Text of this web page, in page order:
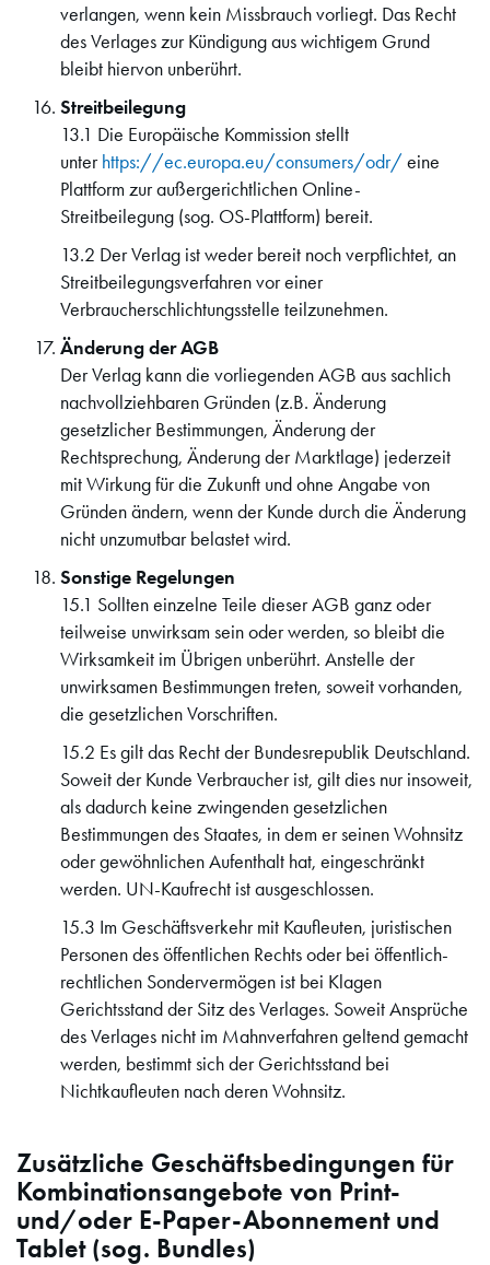
verlangen, wenn kein Missbrauch vorliegt. Das Recht
des Verlages zur Kündigung aus wichtigem Grund
bleibt hiervon unberührt.
Streitbeilegung
13.1 Die Europäische Kommission stellt
unterhttps://ec.europa.eu/consumers/odr/eine
Plattform zur außergerichtlichen Online-
Streitbeilegung (sog. OS-Plattform) bereit.
13.2 Der Verlag ist weder bereit noch verpflichtet, an
Streitbeilegungsverfahren vor einer
Verbraucherschlichtungsstelle teilzunehmen.
Änderung der AGB
Der Verlag kann die vorliegenden AGB aus sachlich
nachvollziehbaren Gründen (z.B. Änderung
gesetzlicher Bestimmungen, Änderung der
Rechtsprechung, Änderung der Marktlage) jederzeit
mit Wirkung für die Zukunft und ohne Angabe von
Gründen ändern, wenn der Kunde durch die Änderung
nicht unzumutbar belastet wird.
Sonstige Regelungen
15.1 Sollten einzelne Teile dieser AGB ganz oder
teilweise unwirksam sein oder werden, so bleibt die
Wirksamkeit im Übrigen unberührt. Anstelle der
unwirksamen Bestimmungen treten, soweit vorhanden,
die gesetzlichen Vorschriften.
15.2 Es gilt das Recht der Bundesrepublik Deutschland.
Soweit der Kunde Verbraucher ist, gilt dies nur insoweit,
als dadurch keine zwingenden gesetzlichen
Bestimmungen des Staates, in dem er seinen Wohnsitz
oder gewöhnlichen Aufenthalt hat, eingeschränkt
werden. UN-Kaufrecht ist ausgeschlossen.
15.3 Im Geschäftsverkehr mit Kaufleuten, juristischen
Personen des öffentlichen Rechts oder bei öffentlich-
rechtlichen Sondervermögen ist bei Klagen
Gerichtsstand der Sitz des Verlages. Soweit Ansprüche
des Verlages nicht im Mahnverfahren geltend gemacht
werden, bestimmt sich der Gerichtsstand bei
Nichtkaufleuten nach deren Wohnsitz.
Zusätzliche Geschäftsbedingungen für
Kombinationsangebote von Print-
und/oder E-Paper-Abonnement und
Tablet (sog. Bundles)